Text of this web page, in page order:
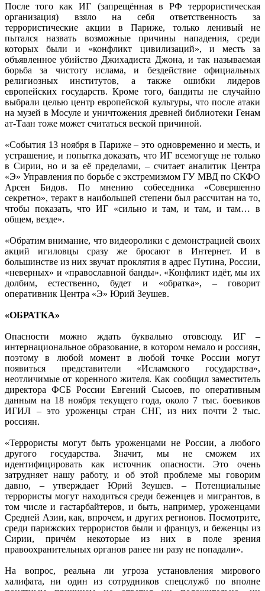
После того как ИГ (запрещённая в РФ террористическая
организация) взяло на себя ответственность за
террористические акции в Париже, только ленивый не
пытался назвать возможные причины нападения, среди
которых были и «конфликт цивилизаций», и месть за
объявленное убийство Джихадиста Джона, и так называемая
борьба за чистоту ислама, и бездействие официальных
религиозных институтов, а также ошибки лидеров
европейских государств. Кроме того, бандиты не случайно
выбрали целью центр европейской культуры, что после атаки
на музей в Мосуле и уничтожения древней библиотеки Генам
ат-Таан тоже может считаться веской причиной.
«События 13 ноября в Париже – это одновременно и месть, и
устрашение, и попытка доказать, что ИГ всемогуще не только
в Сирии, но и за её пределами, – считает аналитик Центра
«Э» Управления по борьбе с экстремизмом ГУ МВД по СКФО
Арсен Бидов. По мнению собеседника «Совершенно
секретно», теракт в наибольшей степени был рассчитан на то,
чтобы показать, что ИГ «сильно и там, и там, и там… в
общем, везде».
«Обратим внимание, что видеоролики с демонстрацией своих
акций игиловцы сразу же бросают в Интернет. И в
большинстве из них звучат проклятия в адрес Путина, России,
«неверных» и «православной банды». «Конфликт идёт, мы их
долбим, естественно, будет и «обратка», – говорит
оперативник Центра «Э» Юрий Зеушев.
«ОБРАТКА»
Опасности можно ждать буквально отовсюду. ИГ –
интернациональное образование, в котором немало и россиян,
поэтому в любой момент в любой точке России могут
появиться представители «Исламского государства»,
неотличимые от коренного жителя. Как сообщил заместитель
директора ФСБ России Евгений Сысоев, по оперативным
данным на 18 ноября текущего года, около 7 тыс. боевиков
ИГИЛ – это уроженцы стран СНГ, из них почти 2 тыс.
россиян.
«Террористы могут быть уроженцами не России, а любого
другого государства. Значит, мы не сможем их
идентифицировать как источник опасности. Это очень
затрудняет нашу работу, и об этой проблеме мы говорим
давно, – утверждает Юрий Зеушев. – Потенциальные
террористы могут находиться среди беженцев и мигрантов, в
том числе и гастарбайтеров, и быть, например, уроженцами
Средней Азии, как, впрочем, и других регионов. Посмотрите,
среди парижских террористов были и француз, и беженцы из
Сирии, причём некоторые из них в поле зрения
правоохранительных органов ранее ни разу не попадали».
На вопрос, реальна ли угроза установления мирового
халифата, ни один из сотрудников спецслужб по вполне